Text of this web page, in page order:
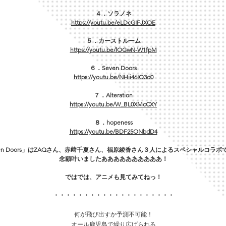
４．ソラノネ
https://youtu.be/eLDcGIFJXOE
５．カーストルーム
https://youtu.be/lOGwN-W1fpM
６．Seven Doors
https://youtu.be/NHii46IQ3d0
７．Alteration
https://youtu.be/W_BL0XMcCXY
８．hopeness
https://youtu.be/BDF25ONbdD4
Doors」はZAQさん、赤﨑千夏さん、福原綾香さん３人によるスペシャルコラボ
念願叶いましたああああああああああ！
ではでは、アニメも見てみてねっ！
​・・・・・・・・・・・・・・・・・・・・
何が飛び出すか予測不可能！
​オール鹿児島で繰り広げられる